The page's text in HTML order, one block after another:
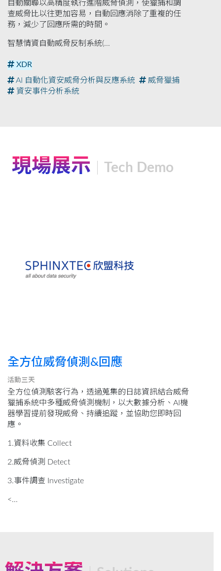
自動關聯以高精度執行進階威脅偵測，使獵捕和調
查威脅比以往更加容易，自動回應消除了重複的任
務，減少了回應所需的時間。
智慧情資自動威脅反制系統(...
XDR
AI 自動化資安威脅分析與反應系統
威脅獵捕
資安事件分析系統
現場展示 Tech Demo
全方位威脅偵測&回應
活動三天
全方位偵測駭客行為，透過蒐集的日誌資訊結合威脅
獵捕系統中多種威脅偵測機制，以大數據分析、AI機
器學習提前發現威脅、持續追蹤，並協助您即時回
應。
1.資料收集 Collect
2.威脅偵測 Detect
3.事件調查 Investigate
<...